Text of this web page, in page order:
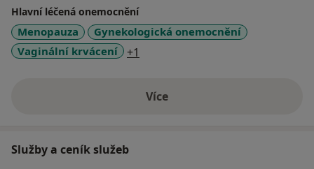
Hlavní léčená onemocnění
Menopauza
Gynekologická onemocnění
Vaginální krvácení
+1
Víceo zkušenostech
Služby a ceník služeb